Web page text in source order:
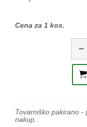
Cena za 1 kos.
−
Tovarniško pakirano -
nakup.